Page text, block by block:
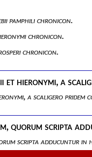
pamphili chronicon.
chronicon.
chronicon.
et hieronymi, a
a scaligero
quorum scripta
scripta adducuntur in